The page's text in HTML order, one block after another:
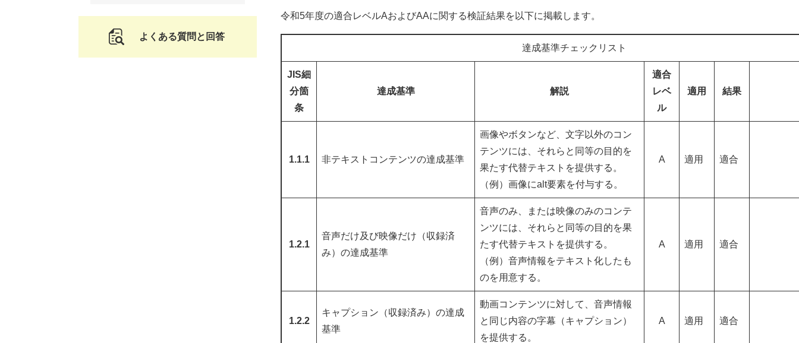
令和5年度の適合レベルAおよびAAに関する検証結果を以下に掲載します。
達成基準チェックリスト
JIS細
分箇
条
達成基準 解説
適合
レベ
ル
適用 結果
1.1.1 非テキストコンテンツの達成基準
画像やボタンなど、文字以外のコン
テンツには、それらと同等の目的を
果たす代替テキストを提供する。
（例）画像にalt要素を付与する。
A 適用 適合
1.2.1
音声だけ及び映像だけ（収録済
み）の達成基準
音声のみ、または映像のみのコンテ
ンツには、それらと同等の目的を果
たす代替テキストを提供する。
（例）音声情報をテキスト化したも
のを用意する。
A 適用 適合
1.2.2
キャプション（収録済み）の達成
基準
動画コンテンツに対して、音声情報
と同じ内容の字幕（キャプション）
を提供する。
A 適用 適合
よくある質問と回答